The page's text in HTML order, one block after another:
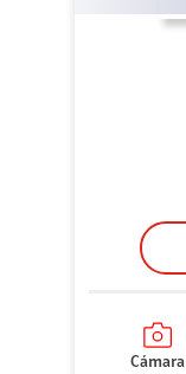
Cámara